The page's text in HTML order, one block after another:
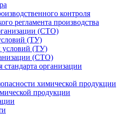
контроля
регламента производства
(СТО)
(ТУ)
условий (ТУ)
(СТО)
стандарта организации
химической продукции
продукции